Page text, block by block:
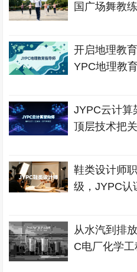
国广场舞教
开启地理教
YPC地理教
JYPC云计算
顶层技术把
鞋类设计师
级，JYPC认
从水汽到排
C电厂化学